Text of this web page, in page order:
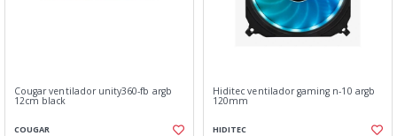
Cougar ventilador unity360-fb argb
12cm black
COUGAR
Hiditec ventilador gaming n-10 argb
120mm
HIDITEC